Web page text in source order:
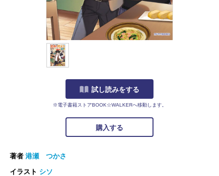
試し読みをする
※電子書籍ストアBOOK☆WALKERへ移動します。
購入する
著者 港瀬 つかさ
イラスト シソ